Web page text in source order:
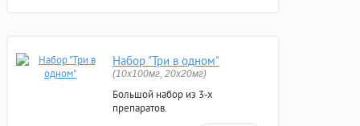
Набор "Три в одном"
(10x100мг, 20x20мг)
Большой набор из 3-х
препаратов.